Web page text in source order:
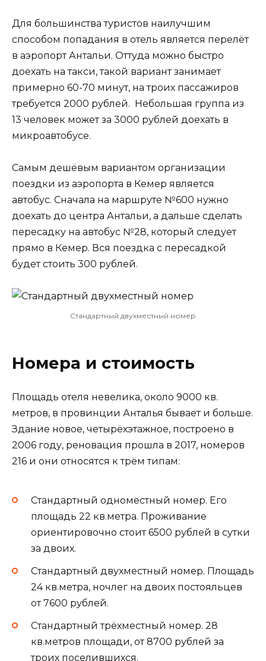
Для большинства туристов наилучшим
способом попадания в отель является перелёт
в аэропорт Антальи. Оттуда можно быстро
доехать на такси, такой вариант занимает
примерно 60-70 минут, на троих пассажиров
требуется 2000 рублей. Небольшая группа из
13 человек может за 3000 рублей доехать в
микроавтобусе.
Самым дешёвым вариантом организации
поездки из аэропорта в Кемер является
автобус. Сначала на маршруте №600 нужно
доехать до центра Антальи, а дальше сделать
пересадку на автобус №28, который следует
прямо в Кемер. Вся поездка с пересадкой
будет стоить 300 рублей.
Стандартный двухместный номер
Номера и стоимость
Площадь отеля невелика, около 9000 кв.
метров, в провинции Анталья бывает и больше.
Здание новое, четырёхэтажное, построено в
2006 году, реновация прошла в 2017, номеров
216 и они относятся к трём типам:
Стандартный одноместный номер. Его
площадь 22 кв.метра. Проживание
ориентировочно стоит 6500 рублей в сутки
за двоих.
Стандартный двухместный номер. Площадь
24 кв.метра, ночлег на двоих постояльцев
от 7600 рублей.
Стандартный трёхместный номер. 28
кв.метров площади, от 8700 рублей за
троих поселившихся.